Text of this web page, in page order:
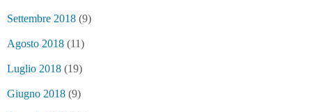
Settembre 2018 (9)
Agosto 2018 (11)
Luglio 2018 (19)
Giugno 2018 (9)